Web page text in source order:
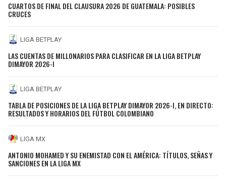
CUARTOS DE FINAL DEL CLAUSURA 2026 DE GUATEMALA: POSIBLES
CRUCES
LIGA BETPLAY
LAS CUENTAS DE MILLONARIOS PARA CLASIFICAR EN LA LIGA BETPLAY
DIMAYOR 2026-I
LIGA BETPLAY
TABLA DE POSICIONES DE LA LIGA BETPLAY DIMAYOR 2026-I, EN DIRECTO:
RESULTADOS Y HORARIOS DEL FÚTBOL COLOMBIANO
LIGA MX
ANTONIO MOHAMED Y SU ENEMISTAD CON EL AMÉRICA: TÍTULOS, SEÑAS Y
SANCIONES EN LA LIGA MX